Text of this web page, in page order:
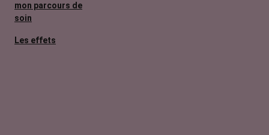
mon parcours de
soin
Les effets